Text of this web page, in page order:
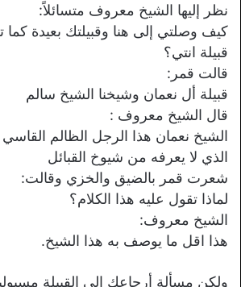
نظر إليها الشيخ معروف متسائلاً:
كيف وصلتي إلى هنا وقبيلتك بعيدة
قبيلة انتي؟
قالت قمر:
قبيلة أل نعمان وشيخنا الشيخ سالم
قال الشيخ معروف :
الشيخ نعمان هذا الرجل الظالم
الذي لا يعرفه من شيوخ القبائل
شعرت قمر بالضيق والخزي وقالت:
لماذا تقول عليه هذا الكلام؟
الشيخ معروف:
هذا اقل ما يوصف به هذا الشيخ.
ولكن مسألة أرجاعك إلى القبيلة